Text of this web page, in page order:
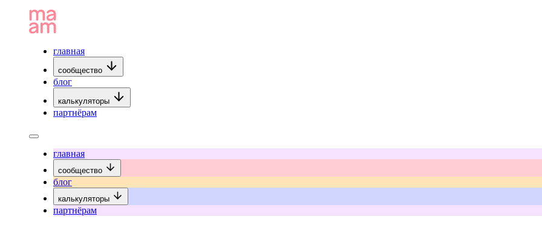
главная
сообщество
блог
калькуляторы
партнёрам
главная
сообщество
блог
калькуляторы
партнёрам